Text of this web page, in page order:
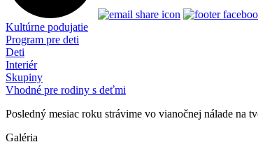
Kultúrne podujatie
Program pre deti
Deti
Interiér
Skupiny
Vhodné pre rodiny s deťmi
Posledný mesiac roku strávime vo vianočnej nálade na
Galéria